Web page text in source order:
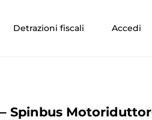
Detrazioni fiscali Accedi
Spinbus